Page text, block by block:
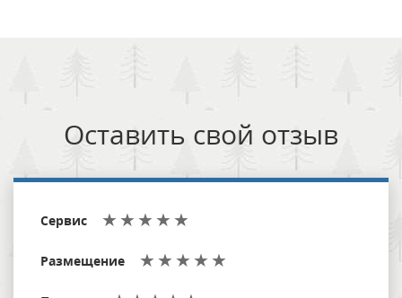
Оставить свой отзыв
Сервис
Размещение